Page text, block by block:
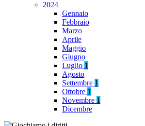
2024
Gennaio
Febbraio
Marzo
Aprile
Maggio
Giugno
Luglio 1
Agosto
Settembre 1
Ottobre 1
Novembre 1
Dicembre